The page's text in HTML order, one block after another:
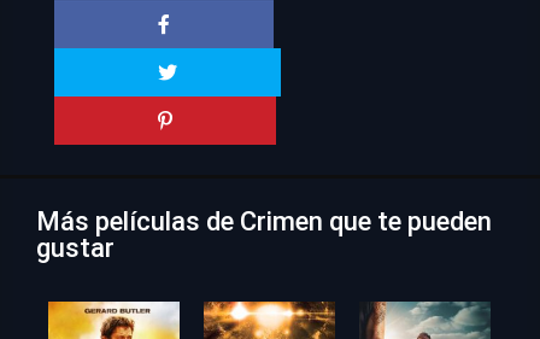
Más películas de Crimen que te pueden
gustar